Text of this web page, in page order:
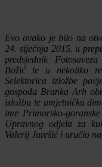
Evo ovako je bilo na
24. siječnja 2015. u
predsjednik
Božić te u nekoliko
Selektorica izložbe
gospođa Branka Arh
izložbu te umjetničku
ime Primorsko-
Upravnog odjela za
Valerij Jurešić i uručio